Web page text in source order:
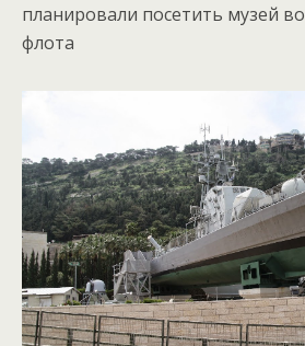
планировали посетить музей
флота